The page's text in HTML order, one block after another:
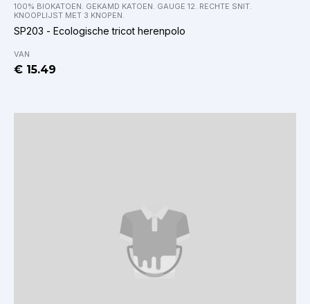
100% BIOKATOEN. GEKAMD KATOEN. GAUGE 12. RECHTE SNIT.
KNOOPLIJST MET 3 KNOPEN.
SP203 - Ecologische tricot herenpolo
VAN
€ 15.49